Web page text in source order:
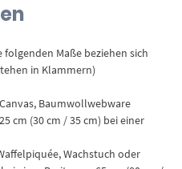
Maße beziehen sich
in Klammern)
Baumwollwebware
cm (30 cm / 35 cm) bei einer
Wachstuch oder